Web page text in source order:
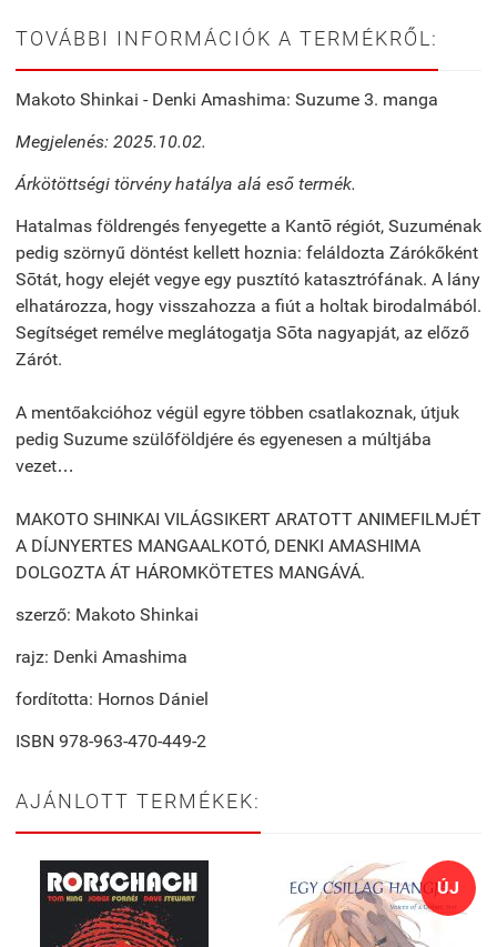
TOVÁBBI INFORMÁCIÓK A TERMÉKRŐL:
Makoto Shinkai - Denki Amashima: Suzume 3. manga
Megjelenés: 2025.10.02.
Árkötöttségi törvény hatálya alá eső termék.
Hatalmas földrengés fenyegette a Kantō régiót, Suzuménak
pedig szörnyű döntést kellett hoznia: feláldozta Zárókőként
Sōtát, hogy elejét vegye egy pusztító katasztrófának. A lány
elhatározza, hogy visszahozza a fiút a holtak birodalmából.
Segítséget remélve meglátogatja Sōta nagyapját, az előző
Zárót.
A mentőakcióhoz végül egyre többen csatlakoznak, útjuk
pedig Suzume szülőföldjére és egyenesen a múltjába
vezet…
MAKOTO SHINKAI VILÁGSIKERT ARATOTT ANIMEFILMJÉT
A DÍJNYERTES MANGAALKOTÓ, DENKI AMASHIMA
DOLGOZTA ÁT HÁROMKÖTETES MANGÁVÁ.
szerző: Makoto Shinkai
rajz: Denki Amashima
fordította: Hornos Dániel
ISBN 978-963-470-449-2
AJÁNLOTT TERMÉKEK:
ÚJ